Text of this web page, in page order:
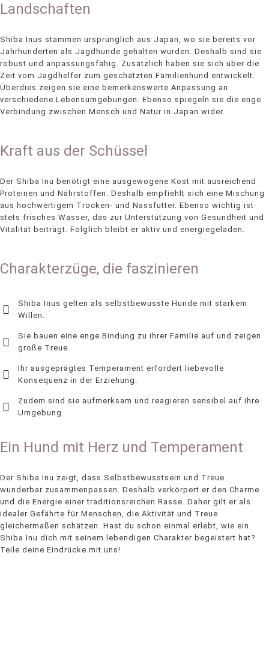
Landschaften
Shiba Inus stammen ursprünglich aus Japan, wo sie bereits vor
Jahrhunderten als Jagdhunde gehalten wurden. Deshalb sind sie
robust und anpassungsfähig. Zusätzlich haben sie sich über die
Zeit vom Jagdhelfer zum geschätzten Familienhund entwickelt.
Überdies zeigen sie eine bemerkenswerte Anpassung an
verschiedene Lebensumgebungen. Ebenso spiegeln sie die enge
Verbindung zwischen Mensch und Natur in Japan wider.
Kraft aus der Schüssel
Der Shiba Inu benötigt eine ausgewogene Kost mit ausreichend
Proteinen und Nährstoffen. Deshalb empfiehlt sich eine Mischung
aus hochwertigem Trocken- und Nassfutter. Ebenso wichtig ist
stets frisches Wasser, das zur Unterstützung von Gesundheit und
Vitalität beiträgt. Folglich bleibt er aktiv und energiegeladen.
Charakterzüge, die faszinieren
Shiba Inus gelten als selbstbewusste Hunde mit starkem
Willen.
Sie bauen eine enge Bindung zu ihrer Familie auf und zeigen
große Treue.
Ihr ausgeprägtes Temperament erfordert liebevolle
Konsequenz in der Erziehung.
Zudem sind sie aufmerksam und reagieren sensibel auf ihre
Umgebung.
Ein Hund mit Herz und Temperament
Der Shiba Inu zeigt, dass Selbstbewusstsein und Treue
wunderbar zusammenpassen. Deshalb verkörpert er den Charme
und die Energie einer traditionsreichen Rasse. Daher gilt er als
idealer Gefährte für Menschen, die Aktivität und Treue
gleichermaßen schätzen. Hast du schon einmal erlebt, wie ein
Shiba Inu dich mit seinem lebendigen Charakter begeistert hat?
Teile deine Eindrücke mit uns!